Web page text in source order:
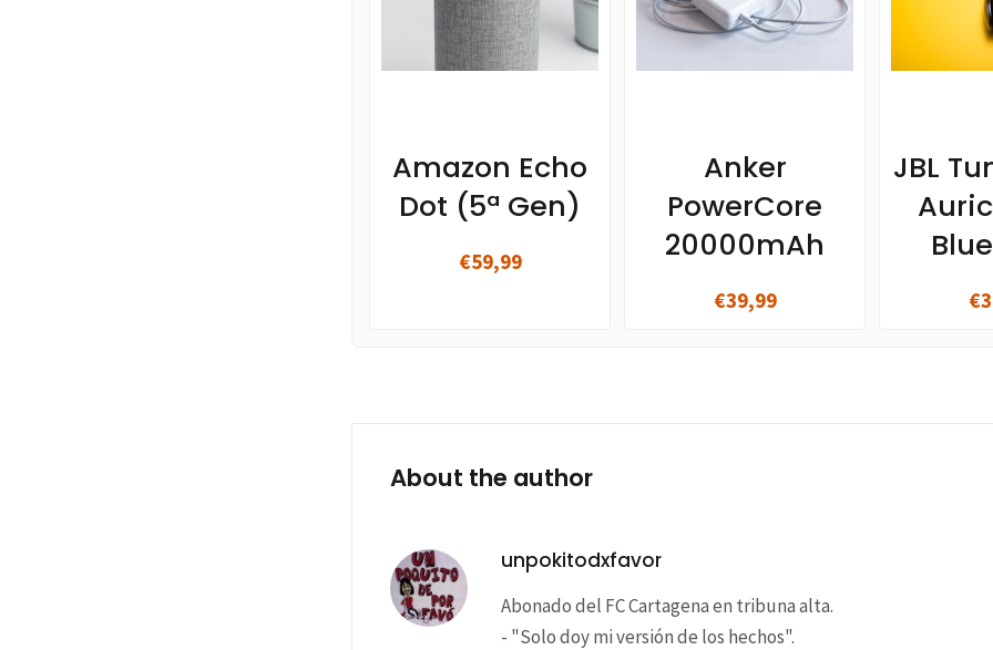
Amazon Echo
Dot (5ª Gen)
€59,99
Anker
PowerCore
20000mAh
€39,99
JBL
About the author
unpokitodxfavor
Abonado del FC Cartagena en tribuna alta.
- "Solo doy mi versión de los hechos".